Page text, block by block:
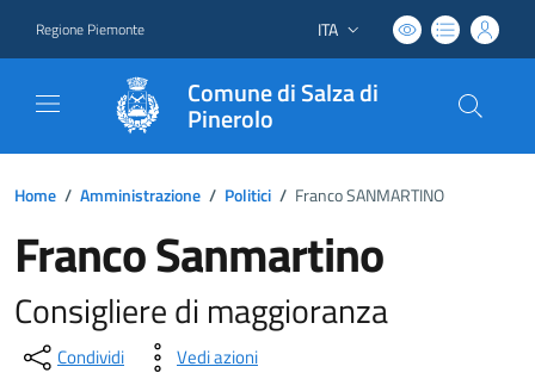
Regione Piemonte Lingua attiva:
ITA
Comune di Salza di
Pinerolo
Home / Amministrazione / Politici / Franco SANMARTINO
Franco Sanmartino
Consigliere di maggioranza
Condividi Vedi azioni